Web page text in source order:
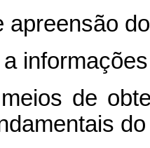
apreensão
de